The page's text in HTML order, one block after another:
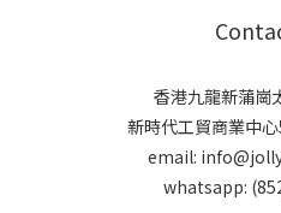
香港九龍新蒲崗
新時代工貿商業中
email:
whatsapp: